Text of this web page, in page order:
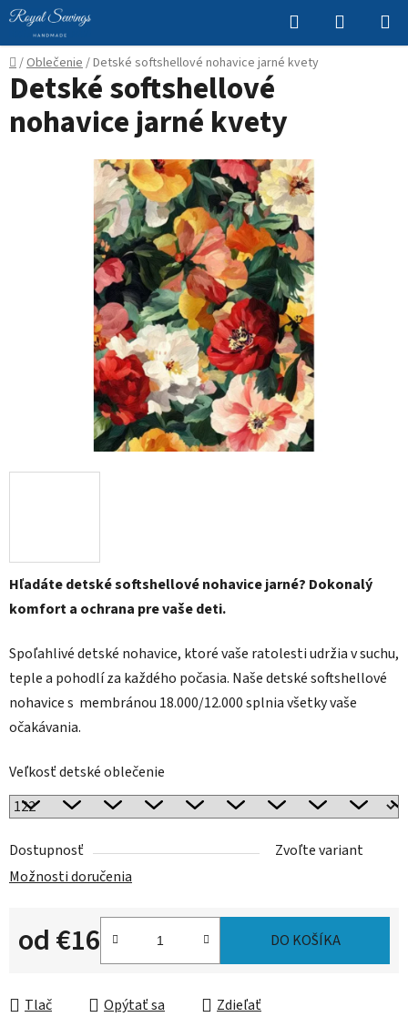
Prejsť
na
obsah
Hľadať
KOŠÍK
Domov
/Oblečenie/Detské softshellové nohavice jarné kvety
Hľadáte detské softshellové nohavice jarné? Dokonalý
komfort a ochrana pre vaše deti.
Spoľahlivé detské nohavice, ktoré vaše ratolesti udržia v suchu,
teple a pohodlí za každého počasia. Naše detské softshellové
nohavice s membránou 18.000/12.000 splnia všetky vaše
očakávania.
Veľkosť detské oblečenie
Dostupnosť
Zvoľte variant
Možnosti doručenia
od€16
Jednotková cena:
DO KOŠÍKA
Tlač Opýtať sa Zdieľať
Detské softshellové
nohavice jarné kvety